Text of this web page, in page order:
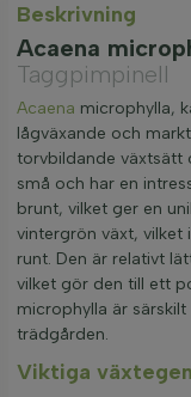
Beskrivning
Acaena
Taggpimpinell
Acaena microphylla,
lågväxande och
torvbildande växtsätt
små och har en
brunt, vilket ger en
vintergrön växt, vilket
runt. Den är relativt
vilket gör den till ett
microphylla är
trädgården.
Viktiga